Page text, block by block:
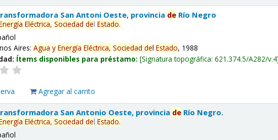
San Antoni Oeste, provincia de Río Negro
Eléctrica, Sociedad delEstado.
Aires:Agua y Energía Eléctrica, Sociedad delEstado, 1988
Ítems disponibles para préstamo: Signatura topográfica:621.374.5/A282/v.4
Agregar al carrito
San Antonio Oeste, provincia de Río Negro.
Eléctrica, Sociedad delEstado.